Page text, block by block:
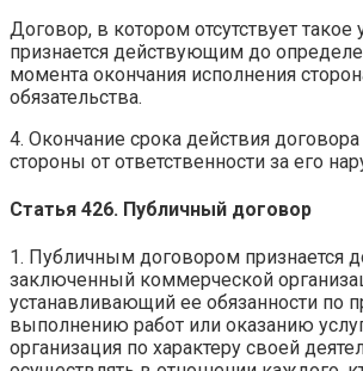
Договор, в котором отсутствует такое
признается действующим до
момента окончания исполнения
обязательства.
4. Окончание срока действия
стороны от ответственности за его
Статья 426. Публичный договор
1. Публичным договором признается
заключенный коммерческой
устанавливающий ее обязанности по
выполнению работ или оказанию
организация по характеру своей